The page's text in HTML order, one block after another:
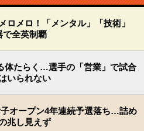
ロメロ！「メンタル」「技術」
で全英制覇
体たらく…選手の「営業」で試合
いられない
オープン4年連続予選落ち…詰め
兆し見えず